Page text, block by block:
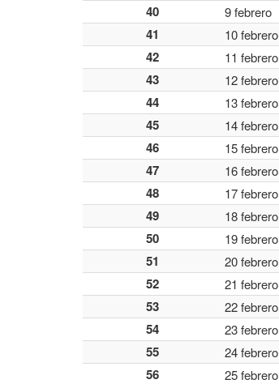
40 9 febrero
41 10 febrero
42 11 febrero
43 12 febrero
44 13 febrero
45 14 febrero
46 15 febrero
47 16 febrero
48 17 febrero
49 18 febrero
50 19 febrero
51 20 febrero
52 21 febrero
53 22 febrero
54 23 febrero
55 24 febrero
56 25 febrero